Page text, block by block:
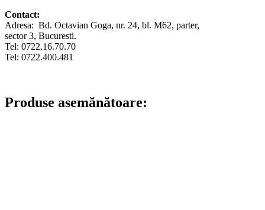
Contact:
Adresa: Bd. Octavian Goga, nr. 24, bl. M62, parter,
sector 3, Bucuresti.
Tel: 0722.16.70.70
Tel: 0722.400.481
Produse asemănătoare: